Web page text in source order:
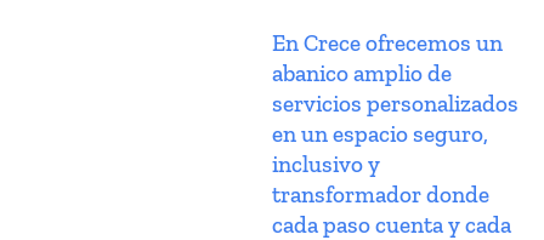
En Crece ofrecemos un
abanico amplio de
servicios personalizados
en un espacio seguro,
inclusivo y
transformador donde
cada paso cuenta y cada